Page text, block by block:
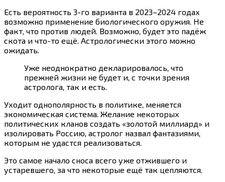
Есть вероятность 3-го варианта в 2023–2024 годах
возможно применение биологического оружия. Не
факт, что против людей. Возможно, будет это падёж
скота и что-то ещё. Астрологически этого можно
ожидать.
Уже неоднократно декларировалось, что
прежней жизни не будет и, с точки зрения
астролога, так и есть.
Уходит однополярность в политике, меняется
экономическая система. Желание некоторых
политических кланов создать «золотой миллиард» и
изолировать Россию, астролог назвал фантазиями,
которым не удастся реализоваться.
Это самое начало сноса всего уже отжившего и
устаревшего, за что некоторые ещё так цепляются.